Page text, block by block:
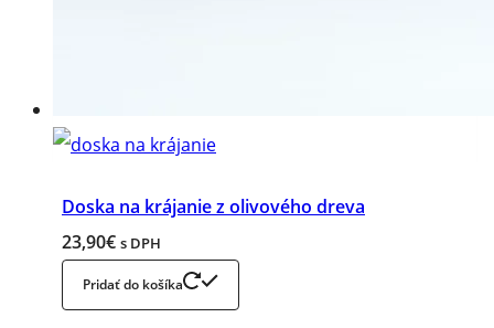
Doska na krájanie z olivového dreva
23,90€ s DPH
Pridať do košíka